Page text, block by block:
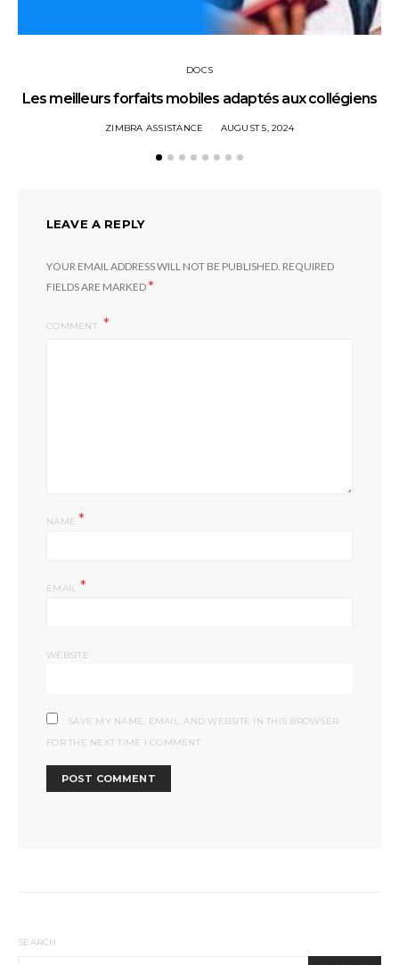
DOCS
Les meilleurs forfaits mobiles adaptés aux collégiens
ZIMBRA ASSISTANCE AUGUST 5, 2024
LEAVE A REPLY
YOUR EMAIL ADDRESS WILL NOT BE PUBLISHED. REQUIRED
FIELDS ARE MARKED*
COMMENT
NAME *
EMAIL *
WEBSITE
SAVE MY NAME, EMAIL, AND WEBSITE IN THIS BROWSER
FOR THE NEXT TIME I COMMENT.
SEARCH